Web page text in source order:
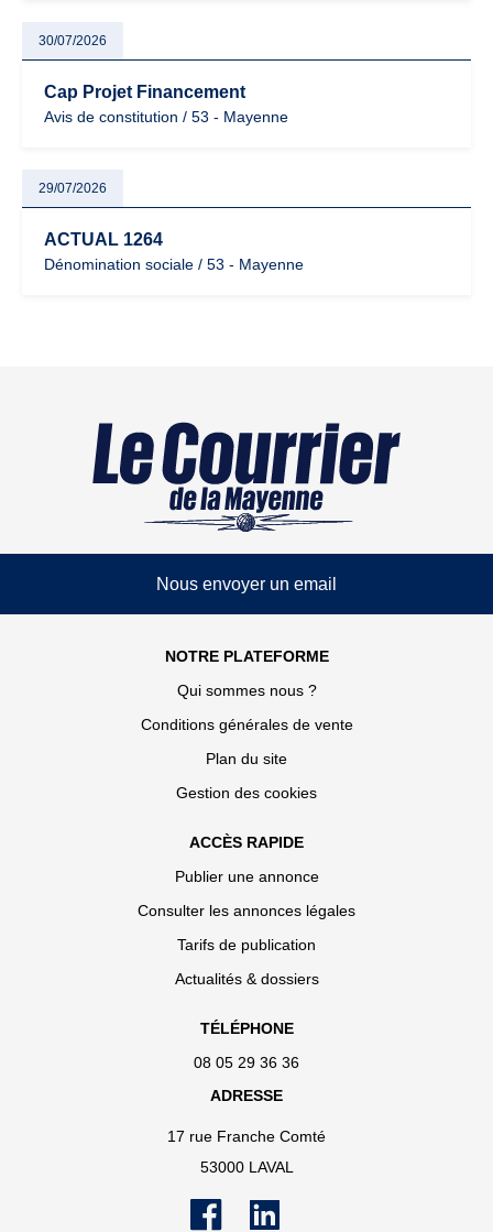
30/07/2026
Cap Projet Financement
Avis de constitution / 53 - Mayenne
29/07/2026
ACTUAL 1264
Dénomination sociale / 53 - Mayenne
Nous envoyer un email
NOTRE PLATEFORME
Qui sommes nous ?
Conditions générales de vente
Plan du site
Gestion des cookies
ACCÈS RAPIDE
Publier une annonce
Consulter les annonces légales
Tarifs de publication
Actualités & dossiers
TÉLÉPHONE
08 05 29 36 36
ADRESSE
17 rue Franche Comté
53000 LAVAL